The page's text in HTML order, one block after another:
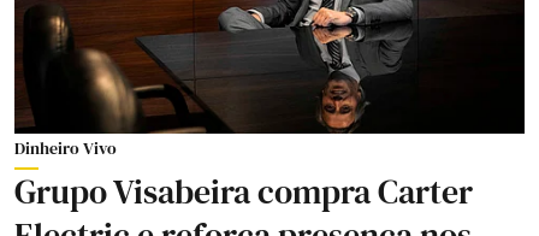
Dinheiro Vivo
Grupo Visabeira compra Carter